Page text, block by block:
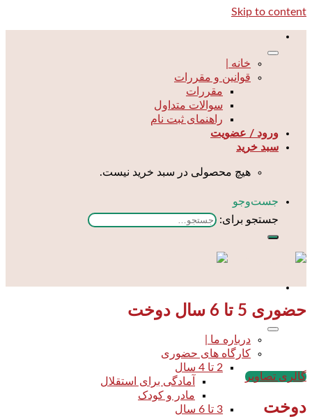
Skip to content
خانه |
قوانین و مقررات
مقررات
سوالات متداول
راهنمای ثبت نام
ورود / عضویت
سبد خرید
هیچ محصولی در سبد خرید نیست.
جست‌و‌جو
جستجو برای:
درباره ما |
کارگاه های حضوری
2 تا 4 سال
آمادگی برای استقلال
مادر و کودک
3 تا 6 سال
حضوری 5 تا 6 سال دوخت
گالری تصاویر
دوخت